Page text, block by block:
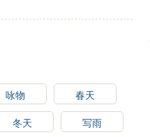
咏物
春天
冬天 写雨